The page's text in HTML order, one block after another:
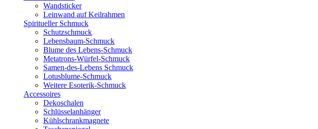
Wandsticker
Leinwand auf Keilrahmen
Spiritueller Schmuck
Schutzschmuck
Lebensbaum-Schmuck
Blume des Lebens-Schmuck
Metatrons-Würfel-Schmuck
Samen-des-Lebens Schmuck
Lotusblume-Schmuck
Weitere Esoterik-Schmuck
Accessoires
Dekoschalen
Schlüsselanhänger
Kühlschrankmagnete